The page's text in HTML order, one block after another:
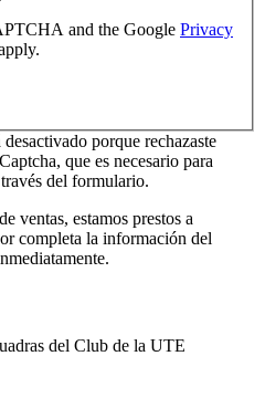
and the Google Privacy
porque rechazaste
que es necesario para
del formulario.
ventas, estamos prestos a
completa la información del
del Club de la UTE